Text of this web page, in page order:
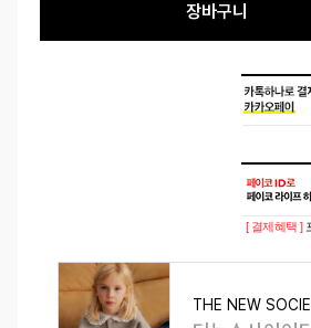
장바구니
[ 결제혜택 ]
THE NEW